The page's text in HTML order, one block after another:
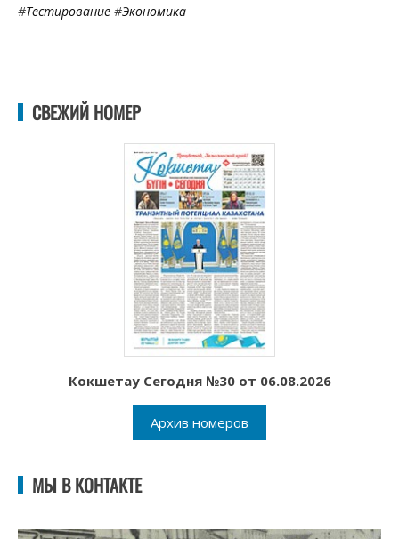
#Тестирование #Экономика
СВЕЖИЙ НОМЕР
Кокшетау Сегодня №30 от 06.08.2026
Архив номеров
МЫ В КОНТАКТЕ